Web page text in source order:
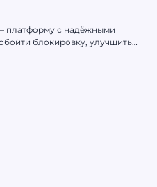
платформу с надёжными
блокировку, улучшить